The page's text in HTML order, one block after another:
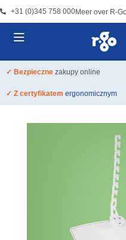
+31 (0)345 758 000Meer over R-
✓ Bezpieczne zakupy online
✓ Z certyfikatem ergonomicznym